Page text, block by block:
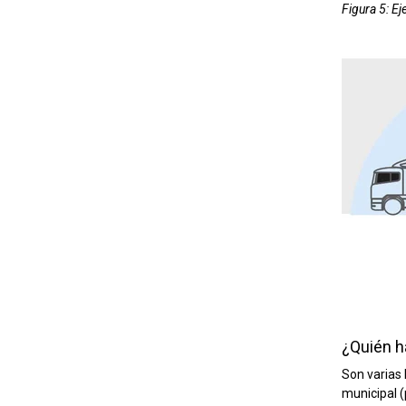
Figura 5:
¿Quién
Son varias
municipal